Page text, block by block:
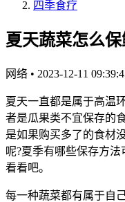
四季食疗
夏天蔬菜怎么保
网络 • 2023-12-11
夏天一直都是属于高温
者是瓜果类不宜保存的
是如果购买多了的食材
呢?夏季有哪些保存方
看看吧。
每一种蔬菜都有属于自